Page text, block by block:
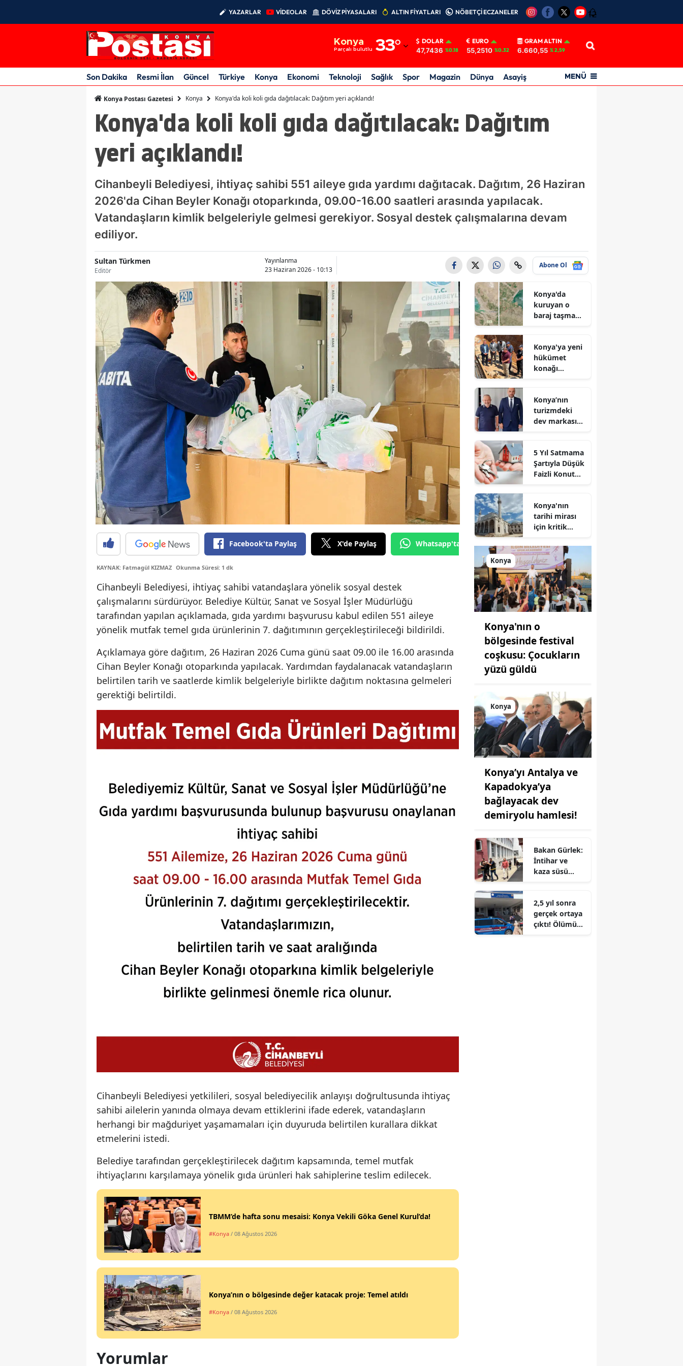
YAZARLAR VİDEOLAR DÖVİZ PİYASALARI ALTIN FİYATLARI NÖBETÇİ ECZANELER 12
Konya
Parçalı bulutlu 33°
Adıyaman
Afyonkarahisar
Amasya
Ankara
Aydın
Balıkesir
Bitlis
Burdur
Çanakkale
Çorum
Denizli
Diyarbakır
Edirne
Erzincan
Erzurum
Eskişehir
Giresun
Gümüşhane
Hakkari
Hatay
Isparta
İzmir
Kocaeli
Konya
Kütahya
Manisa
Kahramanmaraş
Mardin
Niğde
Ordu
Rize
Samsun
Siirt
Sivas
Tokat
Tunceli
DOLAR
47,7436 %0.18
EURO
55,2510 %0.32
GRAM ALTIN
6.660,55 % 2,59
Son Dakika Resmi İlan Güncel Türkiye Konya Ekonomi Teknoloji Sağlık Spor Magazin Dünya Asayiş MENÜ
Konya Postası Gazetesi Konya Konya'da koli koli gıda dağıtılacak: Dağıtım yeri açıklandı!
Konya'da koli koli gıda dağıtılacak: Dağıtım
yeri açıklandı!
Cihanbeyli Belediyesi, ihtiyaç sahibi 551 aileye gıda yardımı dağıtacak. Dağıtım, 26 Haziran
2026'da Cihan Beyler Konağı otoparkında, 09.00-16.00 saatleri arasında yapılacak.
Vatandaşların kimlik belgeleriyle gelmesi gerekiyor. Sosyal destek çalışmalarına devam
ediliyor.
Sultan Türkmen
Editör
Yayınlanma
23 Haziran 2026 - 10:13
Abone Ol
Facebook'ta Paylaş X'de Paylaş Whatsapp'tan Gönder
KAYNAK: Fatmagül KIZMAZ Okunma Süresi: 1 dk
Cihanbeyli Belediyesi, ihtiyaç sahibi vatandaşlara yönelik sosyal destek
çalışmalarını sürdürüyor. Belediye Kültür, Sanat ve Sosyal İşler Müdürlüğü
tarafından yapılan açıklamada, gıda yardımı başvurusu kabul edilen 551 aileye
yönelik mutfak temel gıda ürünlerinin 7. dağıtımının gerçekleştirileceği bildirildi.
Açıklamaya göre dağıtım, 26 Haziran 2026 Cuma günü saat 09.00 ile 16.00 arasında
Cihan Beyler Konağı otoparkında yapılacak. Yardımdan faydalanacak vatandaşların
belirtilen tarih ve saatlerde kimlik belgeleriyle birlikte dağıtım noktasına gelmeleri
gerektiği belirtildi.
Cihanbeyli Belediyesi yetkilileri, sosyal belediyecilik anlayışı doğrultusunda ihtiyaç
sahibi ailelerin yanında olmaya devam ettiklerini ifade ederek, vatandaşların
herhangi bir mağduriyet yaşamamaları için duyuruda belirtilen kurallara dikkat
etmelerini istedi.
Belediye tarafından gerçekleştirilecek dağıtım kapsamında, temel mutfak
ihtiyaçlarını karşılamaya yönelik gıda ürünleri hak sahiplerine teslim edilecek.
TBMM’de hafta sonu mesaisi: Konya Vekili Göka Genel Kurul’da!
#Konya / 08 Ağustos 2026
Konya’nın o bölgesinde değer katacak proje: Temel atıldı
#Konya / 08 Ağustos 2026
Yorumlar
Konya'da
kuruyan o
baraj taşma
Konya'ya yeni
hükümet
konağı
Konya’nın
turizmdeki
dev markası
de zirveye
oynuyor
5 Yıl Satmama
Şartıyla Düşük
Faizli Konut
Konya'nın
tarihi mirası
için kritik
durum
açıklandı
Konya
Konya'nın o
bölgesinde festival
coşkusu: Çocukların
yüzü güldü
Konya
Konya’yı Antalya ve
Kapadokya’ya
bağlayacak dev
demiryolu hamlesi!
Bakan Gürlek:
İntihar ve
kaza süsü
aydınlatıldı
2,5 yıl sonra
gerçek ortaya
çıktı! Ölümü